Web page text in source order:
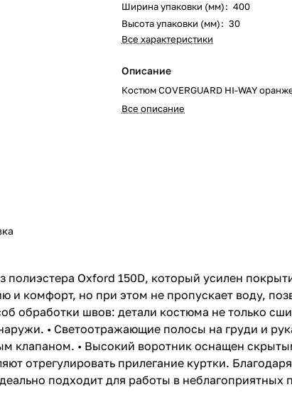
Ширина упаковки (мм): 400
Высота упаковки (мм): 30
Все характеристики
Описание
Костюм COVERGUARD HI-WAY
Все описание
полиэстера Oxford 150D, который усилен
комфорт, но при этом не пропускает воду,
обработки швов: детали костюма не только
• Светоотражающие полосы на груди и
клапаном. • Высокий воротник оснащен
отрегулировать прилегание куртки.
подходит для работы в неблагоприятных